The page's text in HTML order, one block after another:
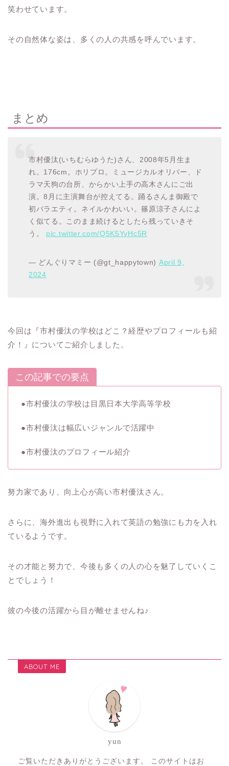
笑わせています。
その自然体な姿は、多くの人の共感を呼んでいます。
まとめ
市村優汰(いちむらゆうた)さん、2008年5月生ま
れ。176cm。ホリプロ。ミュージカルオリバー、ド
ラマ天狗の台所、からかい上手の高木さんにご出
演。8月に主演舞台が控えてる。踊るさんま御殿で
初バラエティ。ネイルかわいい。篠原涼子さんによ
く似てる。このまま続けるとしたら残っていきそ
う。 pic.twitter.com/Q5K5YvHc5R
— どんぐりマミー (@gt_happytown) April 9,
2024
今回は『市村優汰の学校はどこ？経歴やプロフィールも紹
介！』についてご紹介しました。
この記事での要点
●市村優汰の学校は目黒日本大学高等学校
●市村優汰は幅広いジャンルで活躍中
●市村優汰のプロフィール紹介
努力家であり、向上心が高い市村優汰さん。
さらに、海外進出も視野に入れて英語の勉強にも力を入れ
ているようです。
その才能と努力で、今後も多くの人の心を魅了していくこ
とでしょう！
彼の今後の活躍から目が離せませんね♪
ABOUT ME
yun
ご覧いただきありがとうございます。 このサイトはお